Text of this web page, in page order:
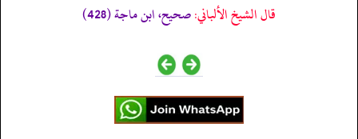
قال الشيخ الألباني:صحيح، ابن ماجة (428)